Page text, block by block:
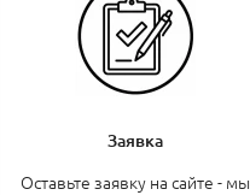
Заявка
Оставьте заявку на сайте - мы